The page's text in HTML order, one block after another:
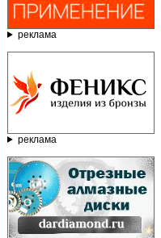
реклама
реклама